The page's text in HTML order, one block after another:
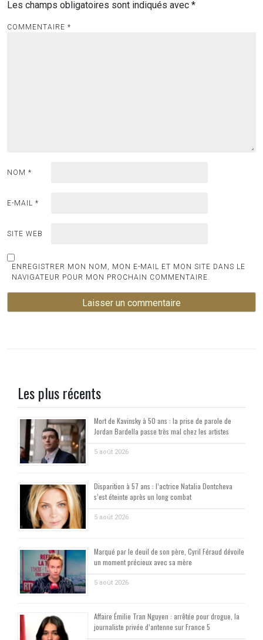
Les champs obligatoires sont indiqués avec *
COMMENTAIRE *
NOM *
E-MAIL *
SITE WEB
ENREGISTRER MON NOM, MON E-MAIL ET MON SITE DANS LE
NAVIGATEUR POUR MON PROCHAIN COMMENTAIRE.
Les plus récents
Mort de Kavinsky à 50 ans : la prise de parole de
Jordan Bardella passe très mal chez les artistes
5 août 2026
Disparition à 57 ans : l’actrice Natalia Dontcheva
s’est éteinte après un long combat
5 août 2026
Marqué par le deuil de son père, Cyril Féraud dévoile
un moment précieux avec sa mère
5 août 2026
Affaire Émilie Tran Nguyen : arrêtée pour drogue, la
journaliste privée d’antenne sur France 5